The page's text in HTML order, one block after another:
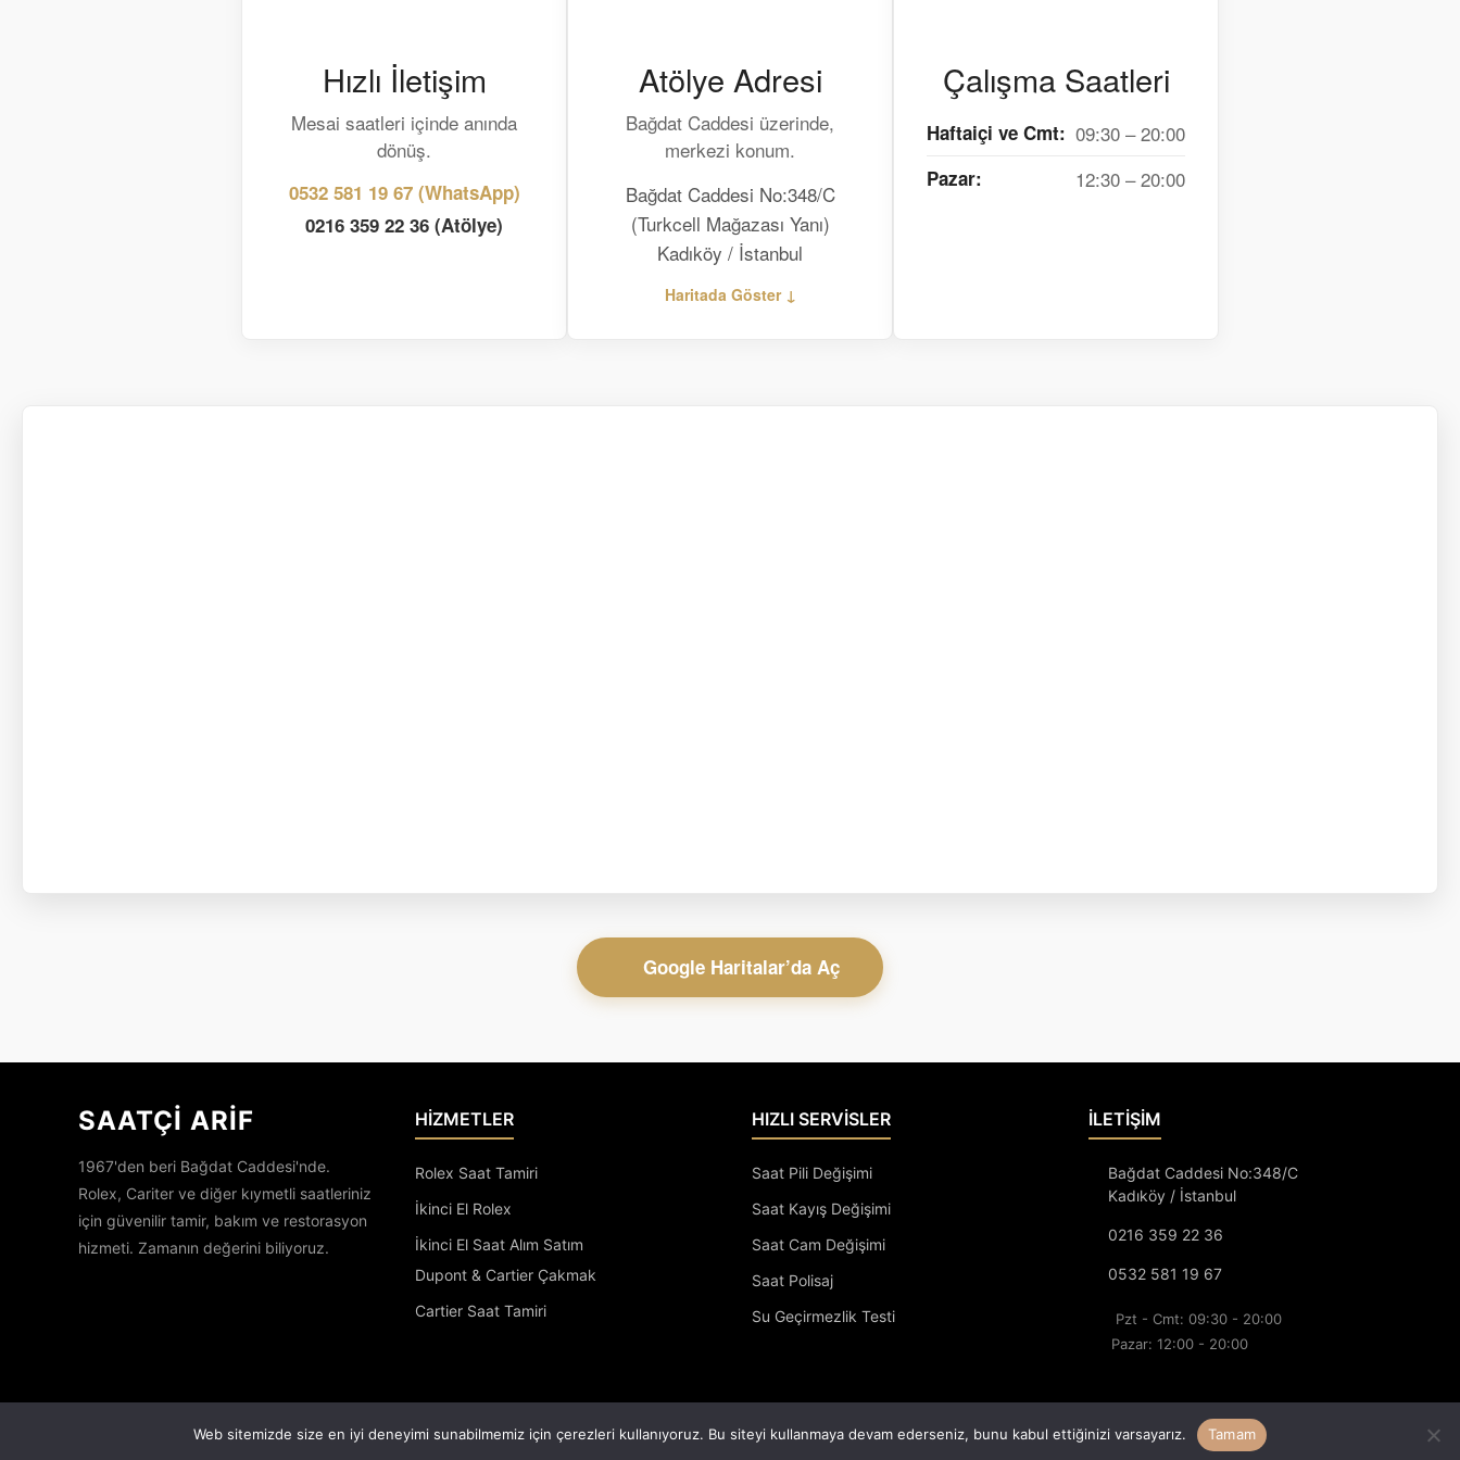
Hızlı İletişim
Mesai saatleri içinde anında
dönüş.
0532 581 19 67 (WhatsApp)
0216 359 22 36 (Atölye)
Atölye Adresi
Bağdat Caddesi üzerinde,
merkezi konum.
Bağdat Caddesi No:348/C
(Turkcell Mağazası Yanı)
Kadıköy / İstanbul
Haritada Göster ↓
Çalışma Saatleri
Haftaiçi ve Cmt: 09:30 – 20:00
Pazar: 12:30 – 20:00
Google Haritalar’da Aç
SAATÇİ ARİF
1967'den beri Bağdat Caddesi'nde.
Rolex, Cariter ve diğer kıymetli saatleriniz
için güvenilir tamir, bakım ve restorasyon
hizmeti. Zamanın değerini biliyoruz.
HİZMETLER
Rolex Saat Tamiri
İkinci El Rolex
İkinci El Saat Alım Satım
Dupont & Cartier Çakmak
Cartier Saat Tamiri
HIZLI SERVİSLER
Saat Pili Değişimi
Saat Kayış Değişimi
Saat Cam Değişimi
Saat Polisaj
Su Geçirmezlik Testi
İLETİŞİM
Bağdat Caddesi No:348/C
Kadıköy / İstanbul
0216 359 22 36
0532 581 19 67
Pzt - Cmt: 09:30 - 20:00
Pazar: 12:00 - 20:00
Saatçi Arif Tüm Hakları Saklıdır.
Web sitemizde size en iyi deneyimi sunabilmemiz için çerezleri kullanıyoruz. Bu siteyi kullanmaya devam ederseniz, bunu kabul ettiğinizi varsayarız. Tamam